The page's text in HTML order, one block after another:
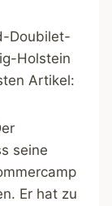
Doubilet-
Holstein
Artikel:
seine
Er hat zu